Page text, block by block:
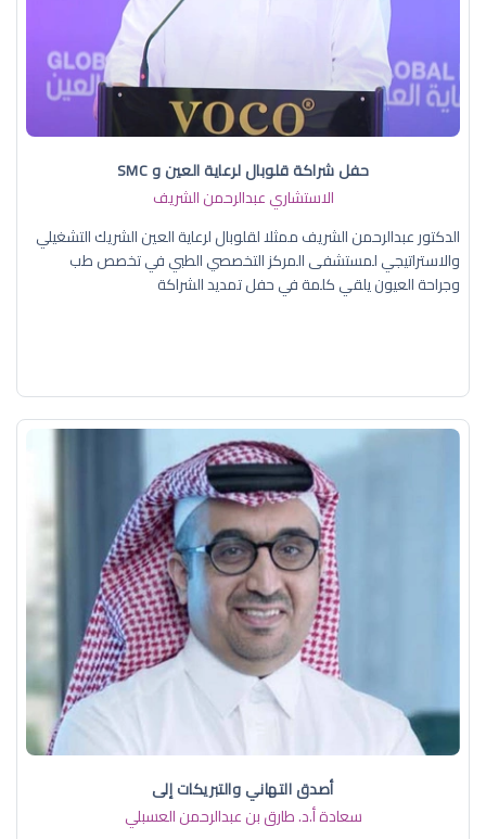
حفل شراكة قلوبال لرعاية العين و SMC
الاستشاري عبدالرحمن الشريف
الدكتور عبدالرحمن الشريف ممثلا لقلوبال لرعاية العين الشريك التشغيلي
والاستراتيجي لمستشفى المركز التخصصي الطبي في تخصص طب
وجراحة العيون يلقي كلمة في حفل تمديد الشراكة
أصدق التهاني والتبريكات إلى
سعادة أ.د. ​طارق بن عبدالرحمن العسبلي